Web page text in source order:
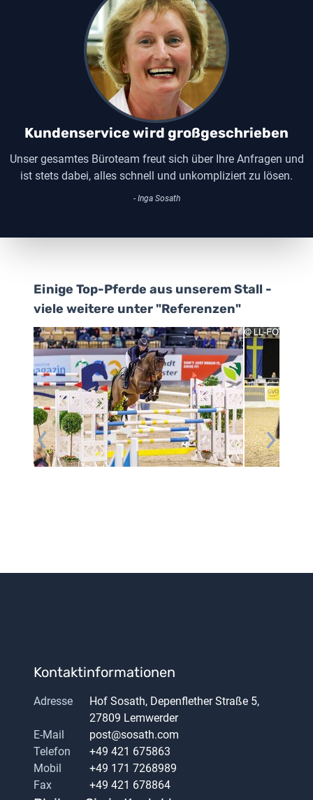
Kundenservice wird großgeschrieben
Unser gesamtes Büroteam freut sich über Ihre Anfragen und
ist stets dabei, alles schnell und unkompliziert zu lösen.
- Inga Sosath
Einige Top-Pferde aus unserem Stall -
viele weitere unter "Referenzen"
Kontaktinformationen
Adresse
Hof Sosath, Depenflether Straße 5,
27809 Lemwerder
E-Mail
post@sosath.com
Telefon
+49 421 675863
Mobil
+49 171 7268989
Fax
+49 421 678864